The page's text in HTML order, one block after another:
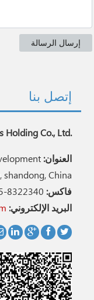
إتصل بنا
Holding Co., Ltd.
العنوان:
shandong, China
فاكس: 8322340
البريد الإلكتروني: